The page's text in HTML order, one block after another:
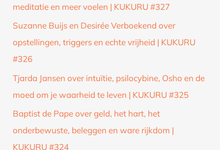
meditatie en meer voelen | KUKURU #327
Suzanne Buijs en Desirée Verboekend over
opstellingen, triggers en echte vrijheid | KUKURU
#326
Tjarda Jansen over intuïtie, psilocybine, Osho en de
moed om je waarheid te leven | KUKURU #325
Baptist de Pape over geld, het hart, het
onderbewuste, beleggen en ware rijkdom |
KUKURU #324